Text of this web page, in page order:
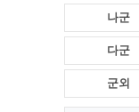
나군
다군
군외